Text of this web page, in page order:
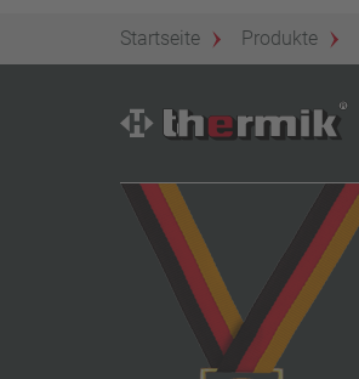
Startseite Produkte